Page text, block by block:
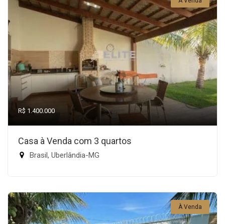
R$ 1.400.000
Casa à Venda com 3 quartos
Brasil, Uberlândia-MG
À Venda